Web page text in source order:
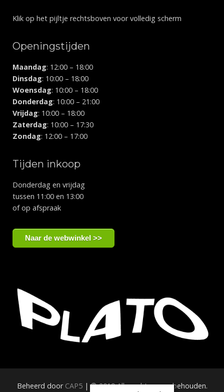
Klik op het pijltje rechtsboven voor volledig scherm
Openingstijden
Maandag: 12:00 – 18:00
Dinsdag: 10:00 – 18:00
Woensdag: 10:00 – 18:00
Donderdag: 10:00 – 21:00
Vrijdag: 10:00 – 18:00
Zaterdag: 10:00 – 17:30
Zondag: 12:00 – 17:00
Tijden inkoop
Donderdag en vrijdag
tussen 11:00 en 13:00
of op afspraak
Naar de webwinkel >>
Beheerd door CAP5| © 2019 Alle rechten voorbehouden.